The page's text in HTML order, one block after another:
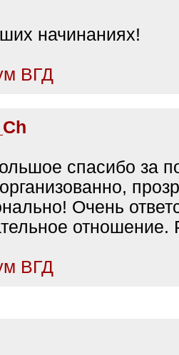
начинаниях!
ВГД
спасибо за
Очень
отношение.
ВГД